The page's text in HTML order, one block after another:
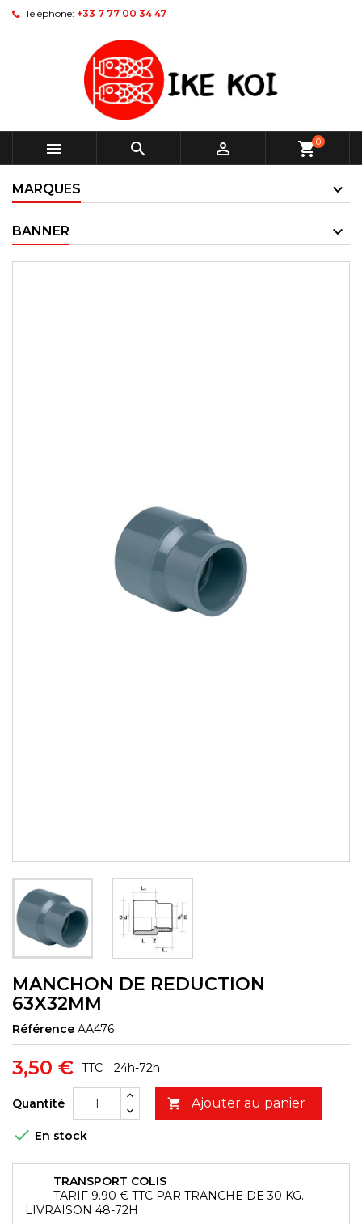
Téléphone: +33 7 77 00 34 47
   shopping_cart0
MARQUES
BANNER
MANCHON DE REDUCTION
63X32MM
Référence AA476
3,50 € TTC 24h-72h
Quantité  Ajouter au panier
 En stock
TRANSPORT COLIS
TARIF 9.90 € TTC PAR TRANCHE DE 30 KG.
LIVRAISON 48-72H